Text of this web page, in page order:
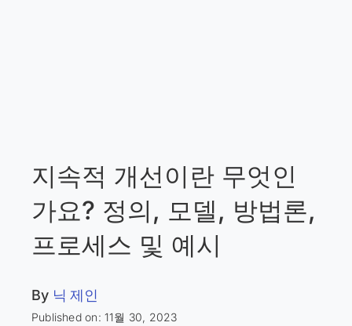
지속적 개선이란 무엇인
가요? 정의, 모델, 방법론,
프로세스 및 예시
By 닉 제인
Published on: 11월 30, 2023